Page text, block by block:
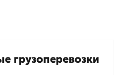
грузоперевозки